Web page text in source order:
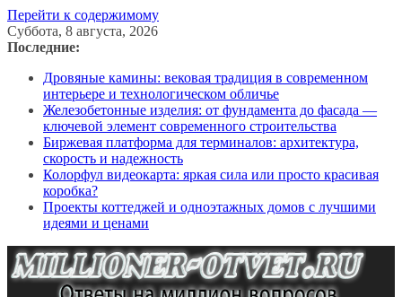
Перейти к содержимому
Суббота, 8 августа, 2026
Последние:
Дровяные камины: вековая традиция в современном
интерьере и технологическом обличье
Железобетонные изделия: от фундамента до фасада —
ключевой элемент современного строительства
Биржевая платформа для терминалов: архитектура,
скорость и надежность
Колорфул видеокарта: яркая сила или просто красивая
коробка?
Проекты коттеджей и одноэтажных домов с лучшими
идеями и ценами